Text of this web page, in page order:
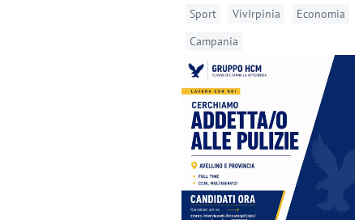
Sport
VivIrpinia
Economia
Campania